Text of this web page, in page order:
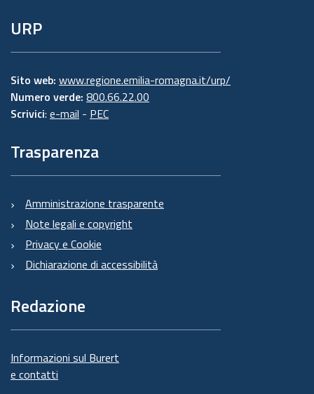
URP
Sito web: www.regione.emilia-romagna.it/urp/
Numero verde: 800.66.22.00
Scrivici: e-mail - PEC
Trasparenza
Amministrazione trasparente
Note legali e copyright
Privacy e Cookie
Dichiarazione di accessibilità
Redazione
Informazioni sul Burert
e contatti